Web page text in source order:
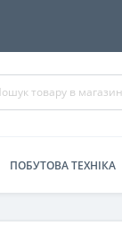
ПОБУТОВА ТЕХНІКА